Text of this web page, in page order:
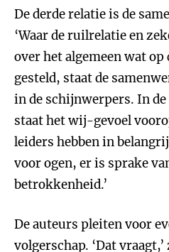
De derde relatie is de
‘Waar de ruilrelatie en
over het algemeen wat
gesteld, staat de
in de schijnwerpers. In
staat het wij-gevoel
leiders hebben in
voor ogen, er is sprake
betrokkenheid.’
De auteurs pleiten voor
volgerschap. ‘Dat